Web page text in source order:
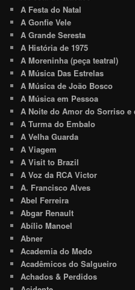
A Festa do Natal
A Gonfie Vele
A Grande Seresta
A História de 1975
A Moreninha (peça teatral)
A Música Das Estrelas
A Música de João Bosco
A Música em Pessoa
A Noite do Amor do Sorriso e
A Turma do Embalo
A Velha Guarda
A Viagem
A Visit to Brazil
A Voz da RCA Victor
A. Francisco Alves
Abel Ferreira
Abgar Renault
Abílio Manoel
Abner
Academia do Medo
Acadêmicos do Salgueiro
Achados & Perdidos